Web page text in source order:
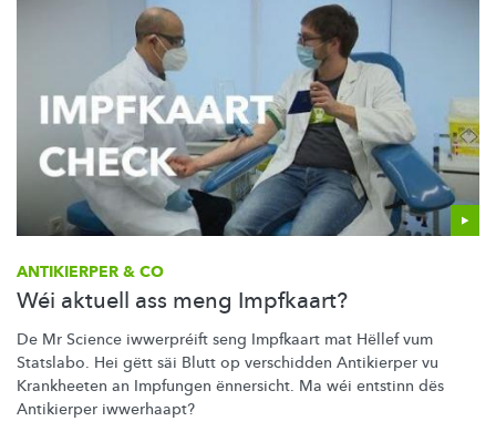
ANTIKIERPER & CO
Wéi aktuell ass meng Impfkaart?
De Mr Science iwwerpréift seng Impfkaart mat Hëllef vum
Statslabo. Hei gëtt säi Blutt op verschidden Antikierper vu
Krankheeten an Impfungen ënnersicht. Ma wéi entstinn dës
Antikierper iwwerhaapt?